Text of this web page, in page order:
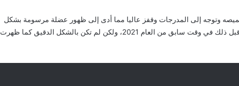
وتوجه إلى المدرجات وقفز عاليا مما أدى إلى ظهور عضلة مرسومة بشكل
دقيق جدا على جسد “الفرعون” حيث ظهرت قبل ذلك في وقت سابق من العام 2021، ولكن لم تكن بالشكل الدقيق كما ظهرت